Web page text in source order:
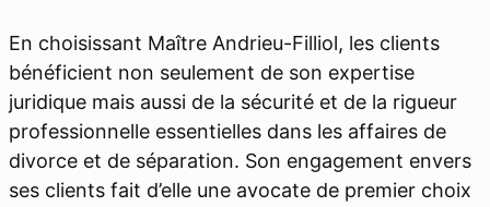
En choisissant Maître Andrieu-Filliol, les clients
bénéficient non seulement de son expertise
juridique mais aussi de la sécurité et de la rigueur
professionnelle essentielles dans les affaires de
divorce et de séparation. Son engagement envers
ses clients fait d’elle une avocate de premier choix